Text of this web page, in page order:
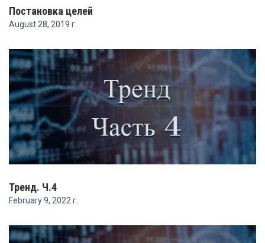
Постановка целей
August 28, 2019 г.
Тренд. Ч.4
February 9, 2022 г.